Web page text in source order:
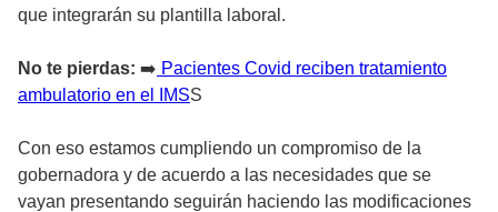
que integrarán su plantilla laboral.
No te pierdas: ➡️ Pacientes Covid reciben tratamiento
ambulatorio en el IMSS
Con eso estamos cumpliendo un compromiso de la
gobernadora y de acuerdo a las necesidades que se
vayan presentando seguirán haciendo las modificaciones